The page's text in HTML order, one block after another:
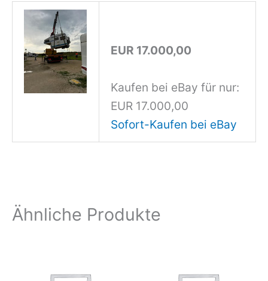
EUR 17.000,00
Kaufen bei eBay für nur:
EUR 17.000,00
Sofort-Kaufen bei eBay
Ähnliche Produkte